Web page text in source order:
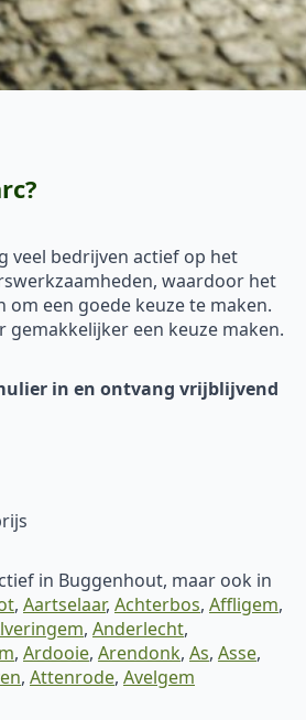
veel bedrijven actief op het
waardoor het
om een goede keuze te maken.
gemakkelijker een keuze maken.
in en ontvang vrijblijvend
in Buggenhout, maar ook in
, Aartselaar, Achterbos, Affligem,
, Anderlecht,
, Ardooie, Arendonk, As, Asse,
, Attenrode, Avelgem